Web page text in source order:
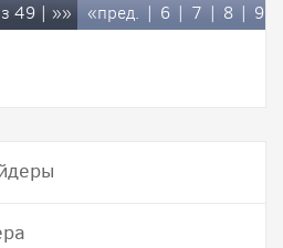
49 | »» «пред. | 6 | 7 | 8 | 9